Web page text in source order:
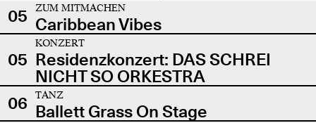
05
ZUM MITMACHEN
Caribbean Vibes
05
KONZERT
Residenzkonzert: DAS SCHREI
NICHT SO ORKESTRA
06
TANZ
Ballett Grass On Stage